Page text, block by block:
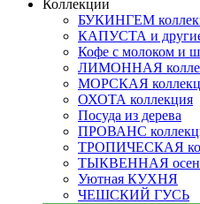
Коллекции
БУКИНГЕМ
КАПУСТА и
Кофе с молоком и
ЛИМОННАЯ
МОРСКАЯ
ОХОТА коллекция
Посуда из дерева
ПРОВАНС
ТРОПИЧЕСКАЯ
ТЫКВЕННАЯ
Уютная КУХНЯ
ЧЕШСКИЙ ГУСЬ